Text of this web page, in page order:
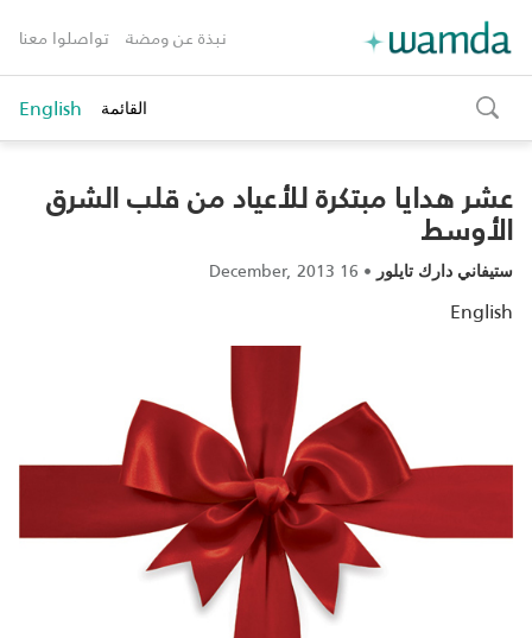
نبذة عن ومضة تواصلوا معنا
toggle
search
القائمة English
عشر هدايا مبتكرة للأعياد من قلب الشرق
الأوسط
ستيفاني دارك تايلور •
16 December, 2013
English